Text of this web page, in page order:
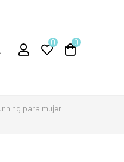
0 0
para mujer